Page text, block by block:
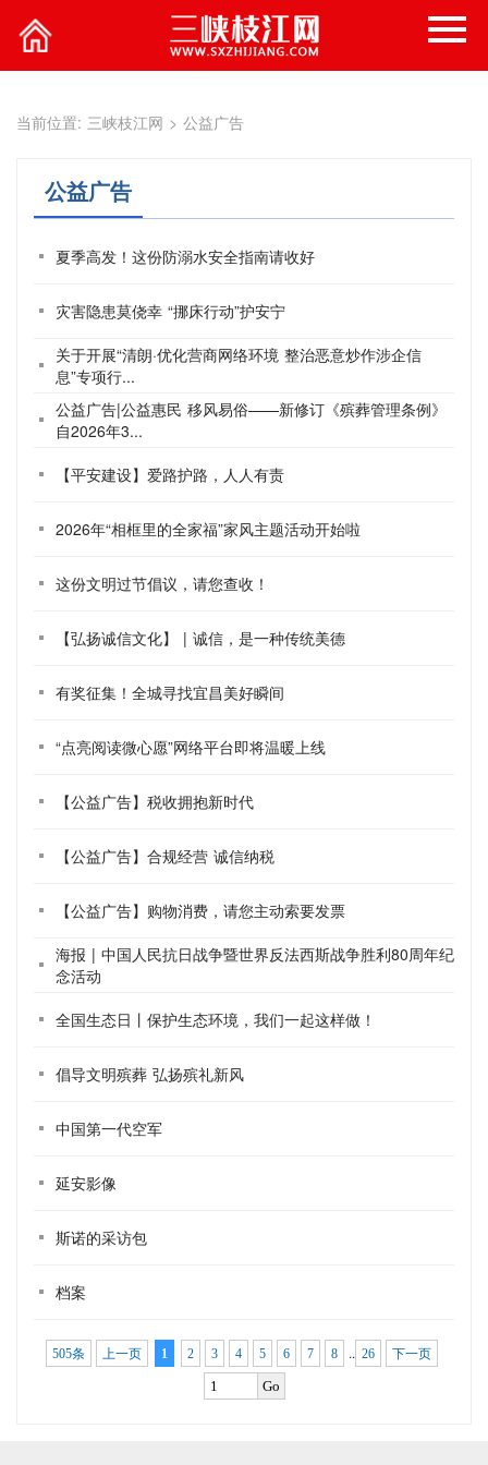
当前位置: 三峡枝江网 > 公益广告
公益广告
夏季高发！这份防溺水安全指南请收好
灾害隐患莫侥幸 “挪床行动”护安宁
关于开展“清朗·优化营商网络环境 整治恶意炒作涉企信
息”专项行...
公益广告|公益惠民 移风易俗——新修订《殡葬管理条例》
自2026年3...
【平安建设】爱路护路，人人有责
2026年“相框里的全家福”家风主题活动开始啦
这份文明过节倡议，请您查收！
【弘扬诚信文化】 | 诚信，是一种传统美德
有奖征集！全城寻找宜昌美好瞬间
“点亮阅读微心愿”网络平台即将温暖上线
【公益广告】税收拥抱新时代
【公益广告】合规经营 诚信纳税
【公益广告】购物消费，请您主动索要发票
海报 | 中国人民抗日战争暨世界反法西斯战争胜利80周年纪
念活动
全国生态日丨保护生态环境，我们一起这样做！
倡导文明殡葬 弘扬殡礼新风
中国第一代空军
延安影像
斯诺的采访包
档案
505条 上一页 1 2 3 4 5 6 7 8 .. 26 下一页
Go